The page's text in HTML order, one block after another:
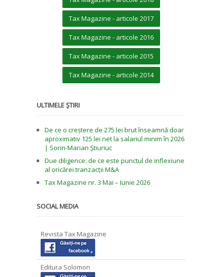
Tax Magazine - articole 2017
Tax Magazine - articole 2016
Tax Magazine - articole 2015
Tax Magazine - articole 2014
ULTIMELE ȘTIRI
De ce o creștere de 275 lei brut înseamnă doar
aproximativ 125 lei net la salariul minim în 2026
| Sorin-Marian Știuriuc
Due diligence: de ce este punctul de inflexiune
al oricărei tranzacții M&A
Tax Magazine nr. 3 Mai – Iunie 2026
SOCIAL MEDIA
Revista Tax Magazine
Editura Solomon